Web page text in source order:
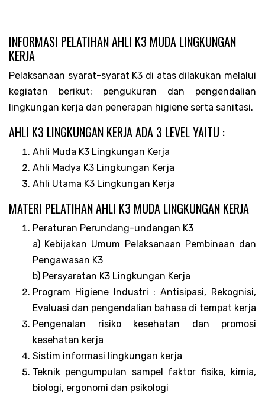
INFORMASI PELATIHAN AHLI K3 MUDA LINGKUNGAN
KERJA
Pelaksanaan syarat-syarat K3 di atas dilakukan melalui
kegiatan berikut: pengukuran dan pengendalian
lingkungan kerja dan penerapan higiene serta sanitasi.
AHLI K3 LINGKUNGAN KERJA ADA 3 LEVEL YAITU :
Ahli Muda K3 Lingkungan Kerja
Ahli Madya K3 Lingkungan Kerja
Ahli Utama K3 Lingkungan Kerja
MATERI PELATIHAN AHLI K3 MUDA LINGKUNGAN KERJA
Peraturan Perundang-undangan K3
a) Kebijakan Umum Pelaksanaan Pembinaan dan
Pengawasan K3
b) Persyaratan K3 Lingkungan Kerja
Program Higiene Industri : Antisipasi, Rekognisi,
Evaluasi dan pengendalian bahasa di tempat kerja
Pengenalan risiko kesehatan dan promosi
kesehatan kerja
Sistim informasi lingkungan kerja
Teknik pengumpulan sampel faktor fisika, kimia,
biologi, ergonomi dan psikologi